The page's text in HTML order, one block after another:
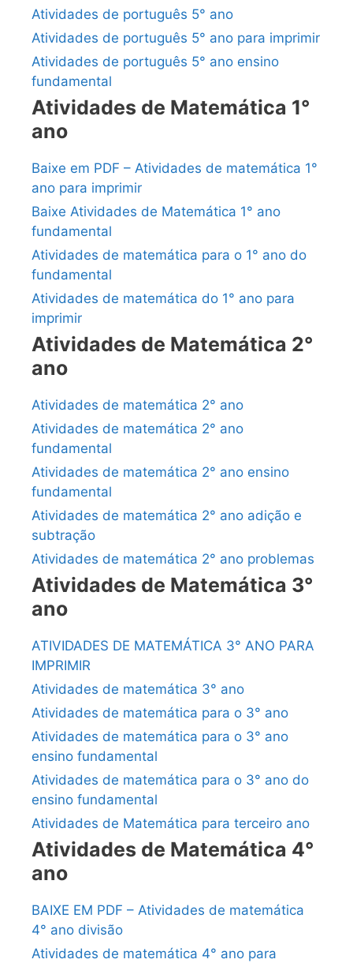
Atividades de português 5° ano
Atividades de português 5° ano para imprimir
Atividades de português 5° ano ensino
fundamental
Atividades de Matemática 1°
ano
Baixe em PDF – Atividades de matemática 1°
ano para imprimir
Baixe Atividades de Matemática 1° ano
fundamental
Atividades de matemática para o 1° ano do
fundamental
Atividades de matemática do 1° ano para
imprimir
Atividades de Matemática 2°
ano
Atividades de matemática 2° ano
Atividades de matemática 2° ano
fundamental
Atividades de matemática 2° ano ensino
fundamental
Atividades de matemática 2° ano adição e
subtração
Atividades de matemática 2° ano problemas
Atividades de Matemática 3°
ano
ATIVIDADES DE MATEMÁTICA 3° ANO PARA
IMPRIMIR
Atividades de matemática 3° ano
Atividades de matemática para o 3° ano
Atividades de matemática para o 3° ano
ensino fundamental
Atividades de matemática para o 3° ano do
ensino fundamental
Atividades de Matemática para terceiro ano
Atividades de Matemática 4°
ano
BAIXE EM PDF – Atividades de matemática
4° ano divisão
Atividades de matemática 4° ano para